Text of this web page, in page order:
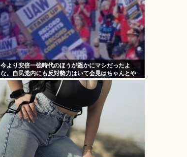
今より安倍一強時代のほうが遥かにマシだったよ
な。自民党内にも反対勢力はいて会見はちゃんとや
り国会にも出席、僅かに常識もあった